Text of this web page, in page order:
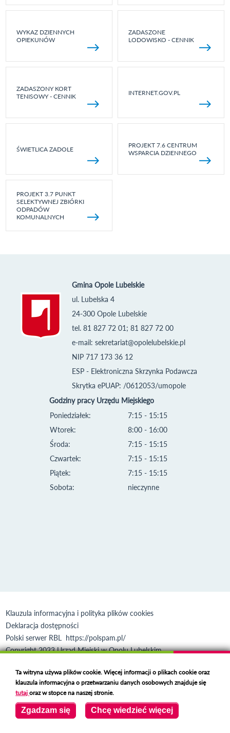
WYKAZ DZIENNYCH
OPIEKUNÓW
ZADASZONE
LODOWISKO - CENNIK
ZADASZONY KORT
TENISOWY - CENNIK
INTERNET.GOV.PL
ŚWIETLICA ZADOLE
PROJEKT 7.6 CENTRUM
WSPARCIA DZIENNEGO
PROJEKT 3.7 PUNKT
SELEKTYWNEJ ZBIÓRKI
ODPADÓW
KOMUNALNYCH
Gmina Opole Lubelskie
ul. Lubelska 4
24-300 Opole Lubelskie
tel. 81 827 72 01; 81 827 72 00
e-mail: sekretariat@opolelubelskie.pl
NIP 717 173 36 12
ESP - Elektroniczna Skrzynka Podawcza
Skrytka ePUAP: /0612053/umopole
Godziny pracy Urzędu Miejskiego
Poniedziałek:
Wtorek:
Środa:
Czwartek:
Piątek:
Sobota:
7:15 - 15:15
8:00 - 16:00
7:15 - 15:15
7:15 - 15:15
7:15 - 15:15
nieczynne
Klauzula informacyjna i polityka plików cookies
Deklaracja dostępności
Polski serwer RBL https://polspam.pl/
Copyright 2023 Urząd Miejski w Opolu Lubelskim
Ta witryna używa plików cookie. Więcej informacji o plikach cookie oraz
klauzula informacyjna o przetwarzaniu danych osobowych znajduje się
tutajoraz w stopce na naszej stronie.
Zgadzam się Chcę wiedzieć więcej